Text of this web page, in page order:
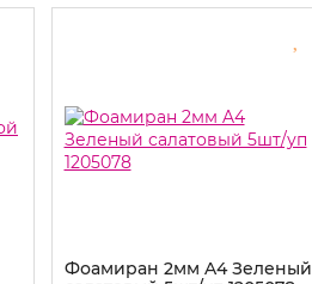
Фоамиран 2мм A4 Зеленый